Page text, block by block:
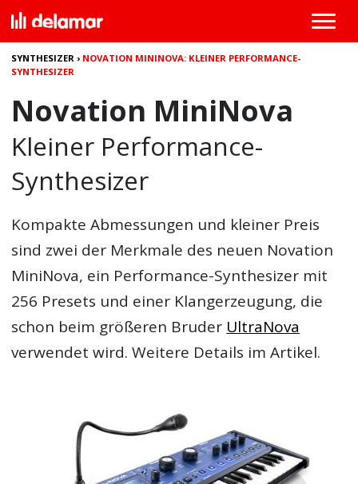
SYNTHESIZER › NOVATION MININOVA: KLEINER PERFORMANCE-
SYNTHESIZER
Novation MiniNova
Kleiner Performance-
Synthesizer
Kompakte Abmessungen und kleiner Preis
sind zwei der Merkmale des neuen Novation
MiniNova, ein Performance-Synthesizer mit
256 Presets und einer Klangerzeugung, die
schon beim größeren Bruder UltraNova
verwendet wird. Weitere Details im Artikel.